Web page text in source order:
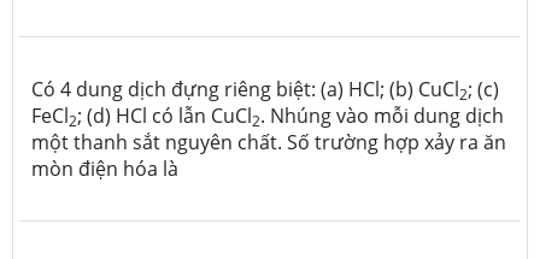
Có 4 dung dịch đựng riêng biệt: (a) HCl; (b) CuCl2; (c)
FeCl2; (d) HCl có lẫn CuCl2. Nhúng vào mỗi dung dịch
một thanh sắt nguyên chất. Số trường hợp xảy ra ăn
mòn điện hóa là